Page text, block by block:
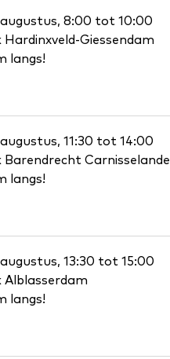
augustus, 8:00 tot 10:00
Hardinxveld-Giessendam
langs!
augustus, 11:30 tot 14:00
Barendrecht Carnisselande
langs!
augustus, 13:30 tot 15:00
Alblasserdam
langs!